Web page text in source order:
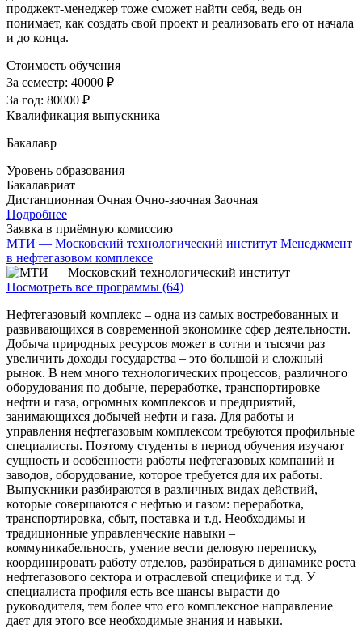
проджект-менеджер тоже сможет найти себя, ведь он
понимает, как создать свой проект и реализовать его от начала
и до конца.
Стоимость обучения
За семестр: 40000 ₽
За год: 80000 ₽
Квалификация выпускника
Бакалавр
Уровень образования
Бакалавриат
Дистанционная Очная Очно-заочная Заочная
Подробнее
Заявка в приёмную комиссию
МТИ — Московский технологический институт Менеджмент
в нефтегазовом комплексе
Посмотреть все программы (64)
Нефтегазовый комплекс – одна из самых востребованных и
развивающихся в современной экономике сфер деятельности.
Добыча природных ресурсов может в сотни и тысячи раз
увеличить доходы государства – это большой и сложный
рынок. В нем много технологических процессов, различного
оборудования по добыче, переработке, транспортировке
нефти и газа, огромных комплексов и предприятий,
занимающихся добычей нефти и газа. Для работы и
управления нефтегазовым комплексом требуются профильные
специалисты. Поэтому студенты в период обучения изучают
сущность и особенности работы нефтегазовых компаний и
заводов, оборудование, которое требуется для их работы.
Выпускники разбираются в различных видах действий,
которые совершаются с нефтью и газом: переработка,
транспортировка, сбыт, поставка и т.д. Необходимы и
традиционные управленческие навыки –
коммуникабельность, умение вести деловую переписку,
координировать работу отделов, разбираться в динамике роста
нефтегазового сектора и отраслевой специфике и т.д. У
специалиста профиля есть все шансы вырасти до
руководителя, тем более что его комплексное направление
дает для этого все необходимые знания и навыки.